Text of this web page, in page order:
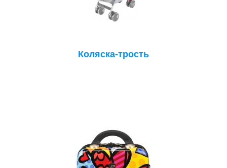
Коляска-трость